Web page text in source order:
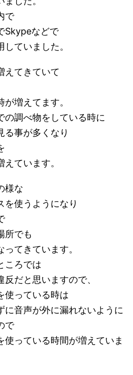
で
Skypeなどで
ていました。
えてきていて
増えてます。
の調べ物をしている時に
る事が多くなり
ています。
様な
を使うようになり
所でも
てきています。
ころでは
だと思いますので、
使っている時は
に音声が外に漏れないように
で
使っている時間が増えていま